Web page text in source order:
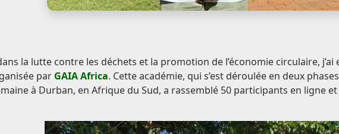
la lutte contre les déchets et la promotion de l’économie circulaire,
par GAIA Africa. Cette académie, qui s’est déroulée en deux
à Durban, en Afrique du Sud, a rassemblé 50 participants en ligne